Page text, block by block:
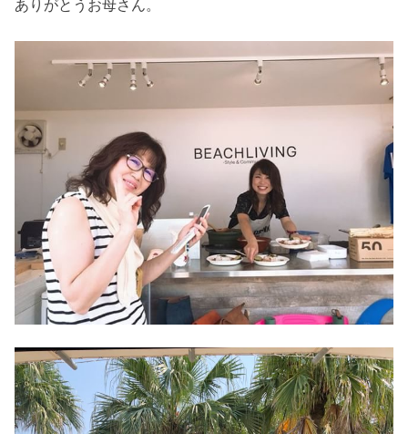
ありがとうお母さん。